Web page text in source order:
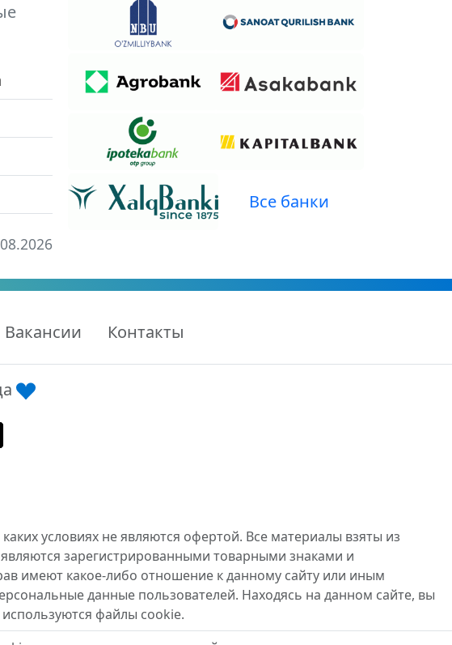
Все банки
Вакансии Контакты
условиях не являются офертой. Все материалы взяты из
зарегистрированными товарными знаками и
имеют какое-либо отношение к данному сайту или иным
данные пользователей. Находясь на данном сайте, вы
файлы cookie.